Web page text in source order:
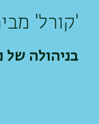
'קורל'
בניהולה של